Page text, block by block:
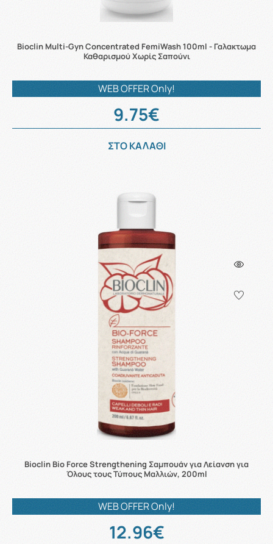
Bioclin Multi-Gyn Concentrated FemiWash 100ml - Γαλακτωμα
Καθαρισμού Χωρίς Σαπούνι
WEB OFFER Only!
9.75€
ΣΤΟ ΚΑΛΑΘΙ
Bioclin Bio Force Strengthening Σαμπουάν για Λείανση για
Όλους τους Τύπους Μαλλιών, 200ml
WEB OFFER Only!
12.96€